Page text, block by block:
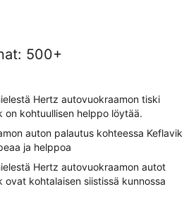
: 500+
Hertz autovuokraamon tiski
on kohtuullisen helppo löytää.
auton palautus kohteessa Keflavik
ja helppoa
Hertz autovuokraamon autot
ovat kohtalaisen siistissä kunnossa